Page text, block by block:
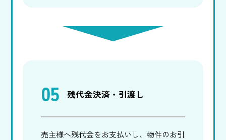
05 残代金決済・引渡し
売主様へ残代金をお支払いし、物件のお引